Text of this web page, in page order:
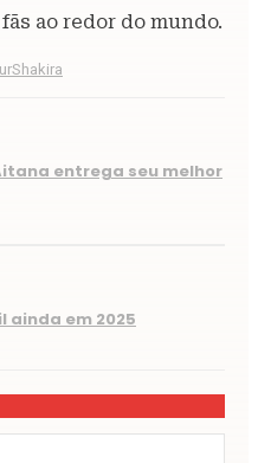
ao redor do mundo.
Shakira
entrega seu melhor
ainda em 2025